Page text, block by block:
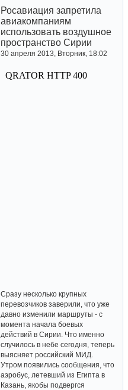
Росавиация запретила
авиакомпаниям
использовать воздушное
пространство Сирии
30 апреля 2013, Вторник, 18:02
Сразу несколько крупных
перевозчиков заверили, что уже
давно изменили маршруты - с
момента начала боевых
действий в Сирии. Что именно
случилось в небе сегодня, теперь
выясняет российский МИД.
Утром появились сообщения, что
аэробус, летевший из Египта в
Казань, якобы подвергся